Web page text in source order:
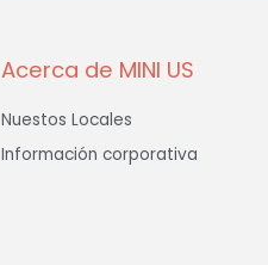
Acerca de MINI US
Nuestos Locales
Información corporativa